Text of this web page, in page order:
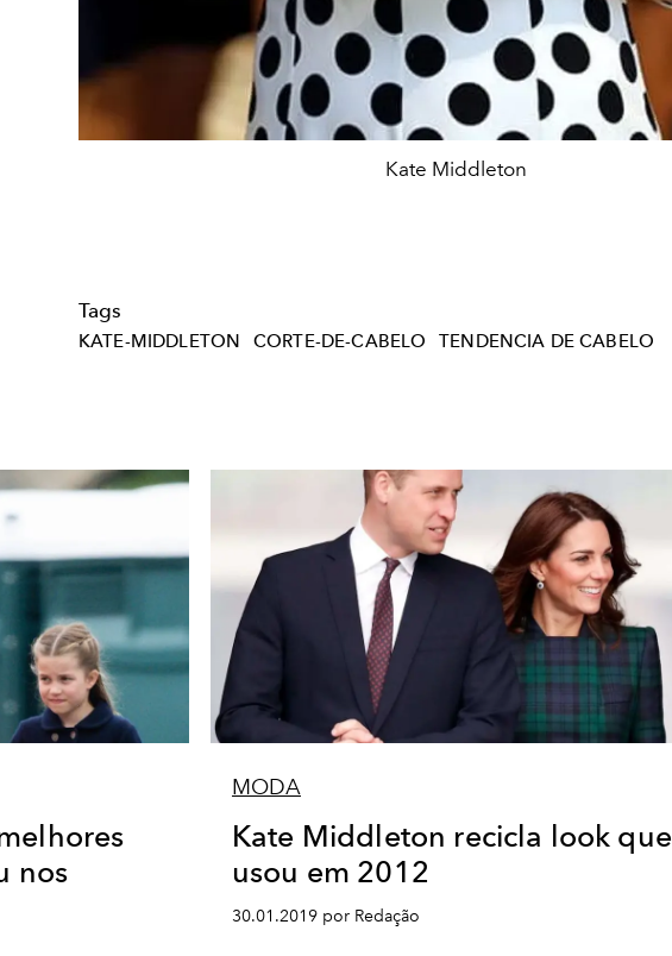
Kate Middleton
Tags
KATE-MIDDLETON CORTE-DE-CABELO TENDENCIA DE CABELO
nos
MODA
Kate Middleton recicla look que
usou em 2012
30.01.2019 por Redação